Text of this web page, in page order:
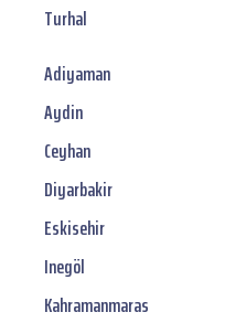
Turhal
Adiyaman
Aydin
Ceyhan
Diyarbakir
Eskisehir
Inegöl
Kahramanmaras